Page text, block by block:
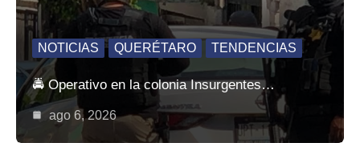
NOTICIAS QUERÉTARO TENDENCIAS
🚔 Operativo en la colonia Insurgentes…
ago 6, 2026